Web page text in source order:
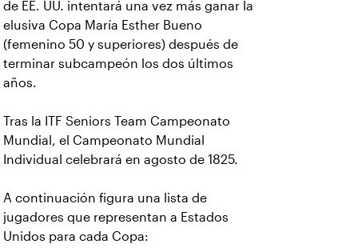
de EE. UU. intentará una vez más ganar la
elusiva Copa María Esther Bueno
(femenino 50 y superiores) después de
terminar subcampeón los dos últimos
años.
Tras la ITF Seniors Team Campeonato
Mundial, el Campeonato Mundial
Individual celebrará en agosto de 1825.
A continuación figura una lista de
jugadores que representan a Estados
Unidos para cada Copa: